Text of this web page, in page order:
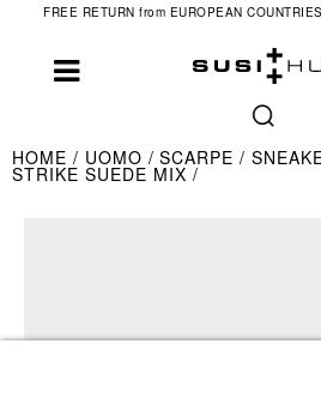
FREE RETURN from EUROPEAN
HOME UOMO SCARPE
STRIKE SUEDE MIX